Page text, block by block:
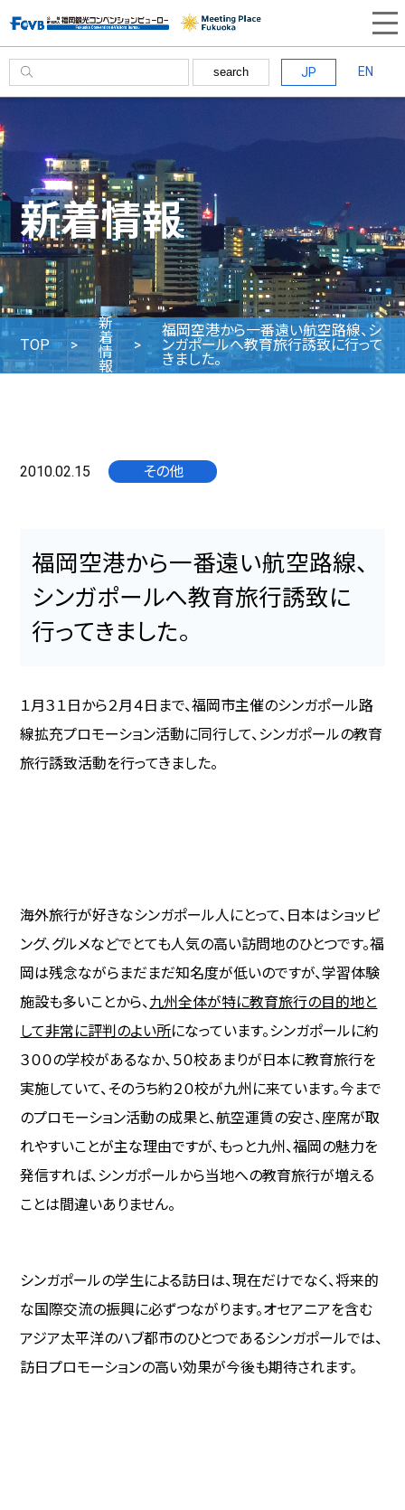
search JP EN
新着情報
TOP
新
着
情
報
福岡空港から一番遠い航空路線、シ
ンガポールへ教育旅行誘致に行って
きました。
2010.02.15 その他
福岡空港から一番遠い航空路線、
シンガポールへ教育旅行誘致に
行ってきました。
１月３１日から２月４日まで、福岡市主催のシンガポール路
線拡充プロモーション活動に同行して、シンガポールの教育
旅行誘致活動を行ってきました。
海外旅行が好きなシンガポール人にとって、日本はショッピ
ング、グルメなどでとても人気の高い訪問地のひとつです。福
岡は残念ながらまだまだ知名度が低いのですが、学習体験
施設も多いことから、九州全体が特に教育旅行の目的地と
して非常に評判のよい所になっています。シンガポールに約
３００の学校があるなか、５０校あまりが日本に教育旅行を
実施していて、そのうち約２０校が九州に来ています。今まで
のプロモーション活動の成果と、航空運賃の安さ、座席が取
れやすいことが主な理由ですが、もっと九州、福岡の魅力を
発信すれば、シンガポールから当地への教育旅行が増える
ことは間違いありません。
シンガポールの学生による訪日は、現在だけでなく、将来的
な国際交流の振興に必ずつながります。オセアニアを含む
アジア太平洋のハブ都市のひとつであるシンガポールでは、
訪日プロモーションの高い効果が今後も期待されます。